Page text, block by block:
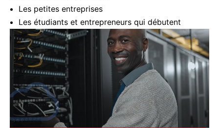
Les petites entreprises
Les étudiants et entrepreneurs qui débutent